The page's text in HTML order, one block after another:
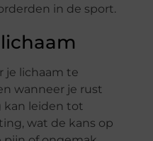
in de sport.
je lichaam te
wanneer je rust
kan leiden tot
wat de kans op